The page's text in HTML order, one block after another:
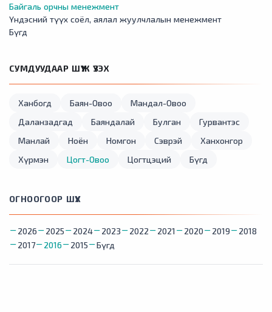
Байгаль орчны менежмент
Үндэсний түүх соёл, аялал жуулчлалын менежмент
Бүгд
СУМДУУДААР ШҮҮЖ ҮЗЭХ
Ханбогд Баян-Овоо
Мандал-Овоо
Даланзадгад
Баяндалай Булган
Гурвантэс
Манлай
Ноён Номгон Сэврэй
Ханхонгор
Хүрмэн
Цогт-Овоо Цогтцэций Бүгд
ОГНООГООР ШҮҮХ
2026 2025 2024 2023 2022 2021 2020 2019
2018
2017
2016 2015 Бүгд